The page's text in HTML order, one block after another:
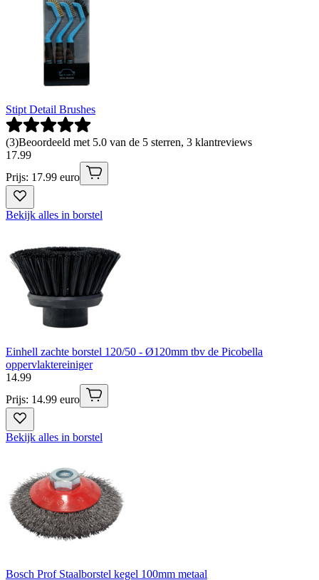
Stipt Detail Brushes
(3)Beoordeeld met 5.0 van de 5 sterren, 3 klantreviews
17.99
Prijs: 17.99 euro
Bekijk alles in borstel
Einhell zachte borstel 120/50 - Ø120mm tbv de Picobella
oppervlaktereiniger
14.99
Prijs: 14.99 euro
Bekijk alles in borstel
Bosch Prof Staalborstel kegel 100mm metaal